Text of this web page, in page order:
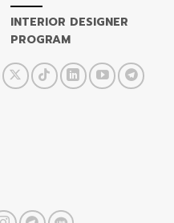
INTERIOR DESIGNER
PROGRAM